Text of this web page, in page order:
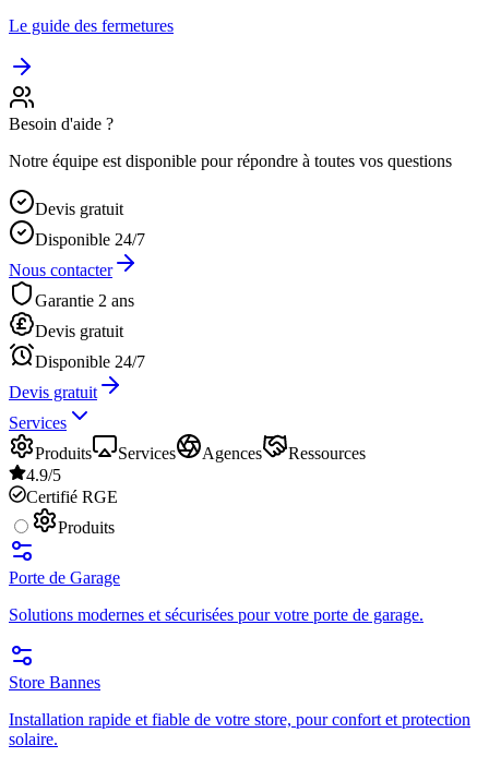
Le guide des fermetures
Besoin d'aide ?
Notre équipe est disponible pour répondre à toutes vos questions
Devis gratuit
Disponible 24/7
Nous contacter
Garantie 2 ans
Devis gratuit
Disponible 24/7
Devis gratuit
Services
Produits
Services Agences
Ressources
4.9/5
Certifié RGE
Produits
Porte de Garage
Solutions modernes et sécurisées pour votre porte de garage.
Store Bannes
Installation rapide et fiable de votre store, pour confort et protection
solaire.